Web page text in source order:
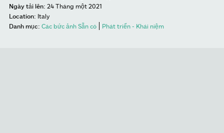
Ngày tải lên: 24 Tháng một 2021
Location: Italy
Danh mục: Các bức ảnh Sẵn có Phát triển - Khái niệm